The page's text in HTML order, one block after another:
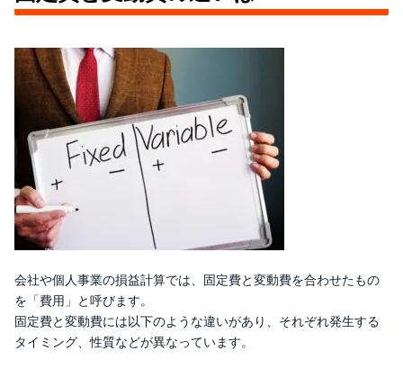
会社や個人事業の損益計算では、固定費と変動費を合わせたもの
を「費用」と呼びます。
固定費と変動費には以下のような違いがあり、それぞれ発生する
タイミング、性質などが異なっています。